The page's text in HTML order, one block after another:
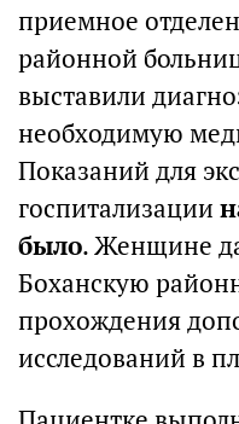
приемное
районной
выставили
необходимую
Показаний для
госпитализации
было. Женщине
Боханскую
прохождения
исследований в